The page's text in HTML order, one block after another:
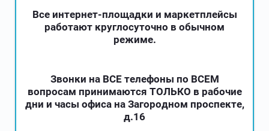
Все интернет-площадки и маркетплейсы
работают круглосуточно в обычном
режиме.
Звонки на ВСЕ телефоны по ВСЕМ
вопросам принимаются ТОЛЬКО в рабочие
дни и часы офиса на Загородном проспекте,
д.16